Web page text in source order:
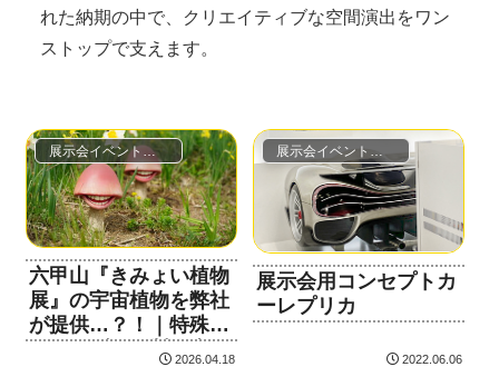
れた納期の中で、クリエイティブな空間演出をワン
ストップで支えます。
展示会イベント・映像舞台セット
六甲山『きみょい植物
展』の宇宙植物を弊社
が提供…？！｜特殊造
形・オブジェ製作事例
2026.04.18
展示会用コンセプトカ
ーレプリカ
2022.06.06